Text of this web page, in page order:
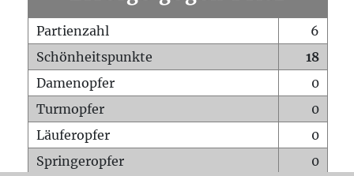
Partienzahl
6
Schönheitspunkte
18
Damenopfer
0
Turmopfer
0
Läuferopfer
0
Springeropfer
0